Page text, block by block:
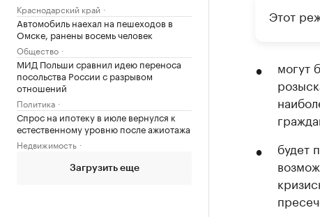
Краснодарский край
Автомобиль наехал на пешеходов в
Омске, ранены восемь человек
Общество
МИД Польши сравнил идею переноса
посольства России с разрывом
отношений
Политика
Спрос на ипотеку в июле вернулся к
естественному уровню после ажиотажа
Недвижимость
Загрузить еще
Этот
могут
будет